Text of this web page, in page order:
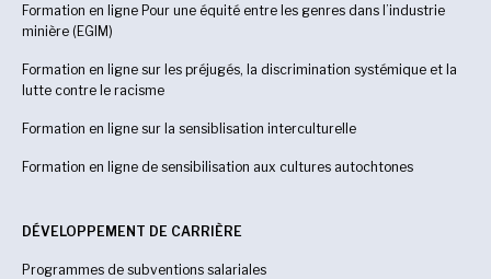
Formation en ligne Pour une équité entre les genres dans l’industrie
minière (EGIM)
Formation en ligne sur les préjugés, la discrimination systémique et la
lutte contre le racisme
Formation en ligne sur la sensiblisation interculturelle
Formation en ligne de sensibilisation aux cultures autochtones
DÉVELOPPEMENT DE CARRIÈRE
Programmes de subventions salariales